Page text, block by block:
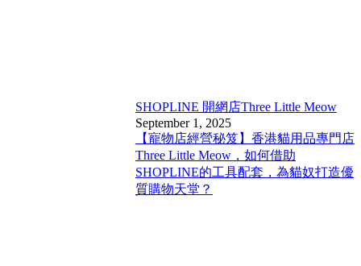
SHOPLINE 開網店Three Little Meow
September 1, 2025
【寵物店經營秘笈】香港貓用品專門店
Three Little Meow，如何借助
SHOPLINE的工具配套，為貓奴打造優
質購物天堂？